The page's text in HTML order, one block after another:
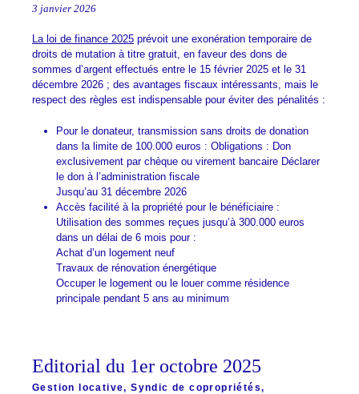
3 janvier 2026
La loi de finance 2025 prévoit une exonération temporaire de
droits de mutation à titre gratuit, en faveur des dons de
sommes d’argent effectués entre le 15 février 2025 et le 31
décembre 2026 ; des avantages fiscaux intéressants, mais le
respect des règles est indispensable pour éviter des pénalités :
Pour le donateur, transmission sans droits de donation
dans la limite de 100.000 euros : Obligations : Don
exclusivement par chèque ou virement bancaire Déclarer
le don à l’administration fiscale
Jusqu’au 31 décembre 2026
Accès facilité à la propriété pour le bénéficiaire :
Utilisation des sommes reçues jusqu’à 300.000 euros
dans un délai de 6 mois pour :
Achat d’un logement neuf
Travaux de rénovation énergétique
Occuper le logement ou le louer comme résidence
principale pendant 5 ans au minimum
Editorial du 1er octobre 2025
Gestion locative,Syndic de copropriétés,